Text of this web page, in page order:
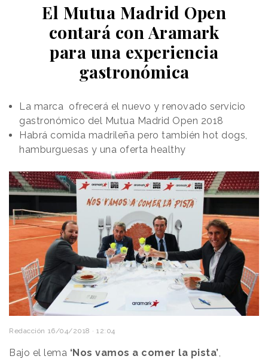
El Mutua Madrid Open
contará con Aramark
para una experiencia
gastronómica
La marca ofrecerá el nuevo y renovado servicio
gastronómico del Mutua Madrid Open 2018
Habrá comida madrileña pero también hot dogs,
hamburguesas y una oferta healthy
Redacción 16/04/2018 · 12:04
Bajo el lema ‘Nos vamos a comer la pista’